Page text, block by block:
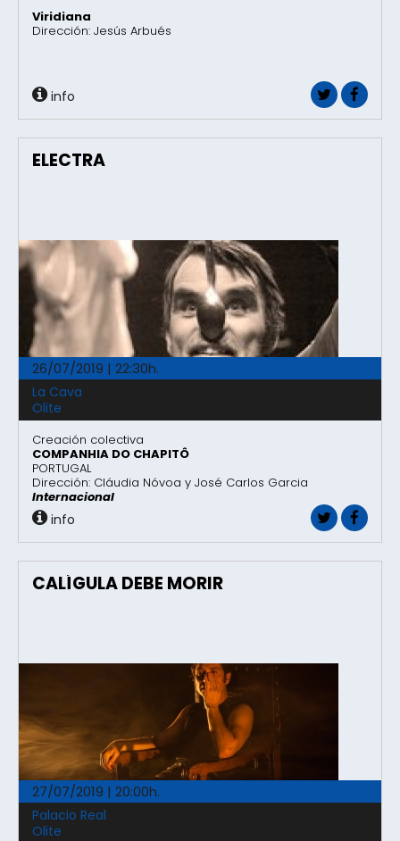
Viridiana
Dirección: Jesús Arbués
info
ELECTRA
26/07/2019 | 22:30h.
La Cava
Olite
Creación colectiva
COMPANHIA DO CHAPITÔ
PORTUGAL
Dirección: Cláudia Nóvoa y José Carlos Garcia
Internacional
info
CALÍGULA DEBE MORIR
27/07/2019 | 20:00h.
Palacio Real
Olite